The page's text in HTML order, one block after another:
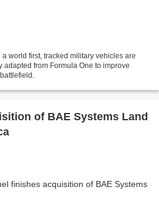
world first, tracked military vehicles are
from Formula One to improve
of BAE Systems Land